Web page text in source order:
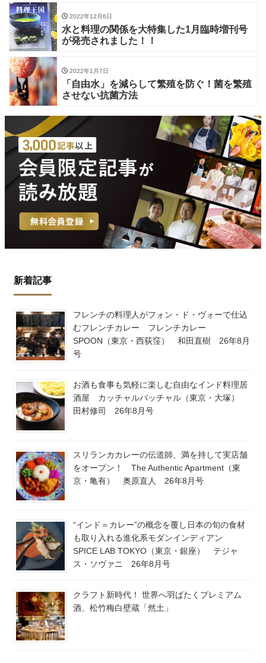
2022年12月6日
水と料理の関係を大特集した1月臨時増刊号
が発売されました！！
2022年1月7日
「自由水」を減らして繁殖を防ぐ！菌を繁殖
させない抗菌方法
新着記事
フレンチの料理人がフォン・ド・ヴォーで仕込
むフレンチカレー フレンチカレー
SPOON（東京・西荻窪） 和田直樹 26年8月
号
お酒も食事も気軽に楽しむ自由なインド料理居
酒屋 カッチャルバッチャル（東京・大塚）
田村修司 26年8月号
スリランカカレーの伝道師、満を持して実店舗
をオープン！ The Authentic Apartment（東
京・亀有） 奥原直人 26年8月号
“インド＝カレー”の概念を覆し日本の旬の食材
も取り入れる進化系モダンインディアン
SPICE LAB TOKYO（東京・銀座） テジャ
ス・ソヴァニ 26年8月号
クラフト新時代！ 世界へ羽ばたくプレミアム
酒、松竹梅白壁蔵「然土」